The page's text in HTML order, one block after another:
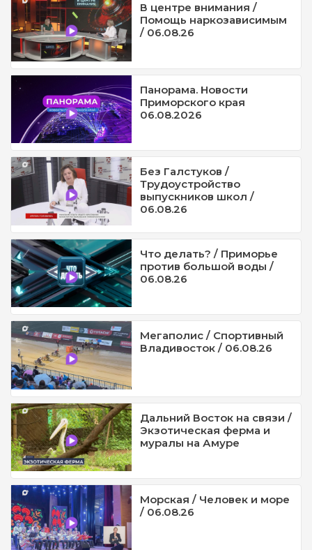
В центре внимания /
Помощь наркозависимым
/ 06.08.26
Панорама. Новости
Приморского края
06.08.2026
Без Галстуков /
Трудоустройство
выпускников школ /
06.08.26
Что делать? / Приморье
против большой воды /
06.08.26
Мегаполис / Спортивный
Владивосток / 06.08.26
Дальний Восток на связи /
Экзотическая ферма и
муралы на Амуре
Морская / Человек и море
/ 06.08.26